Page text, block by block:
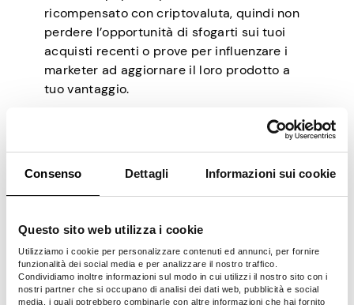
Consenso Dettagli Informazioni sui cookie
Questo sito web utilizza i cookie
Utilizziamo i cookie per personalizzare contenuti ed annunci, per fornire
funzionalità dei social media e per analizzare il nostro traffico.
Condividiamo inoltre informazioni sul modo in cui utilizzi il nostro sito con i
nostri partner che si occupano di analisi dei dati web, pubblicità e social
media, i quali potrebbero combinarle con altre informazioni che hai fornito
ricompensato con criptovaluta, quindi non
perdere l’opportunità di sfogarti sui tuoi
acquisti recenti o prove per influenzare i
marketer ad aggiornare il loro prodotto a
tuo vantaggio.
DOGE, Litecoin
Esperienza utente:Molte opzioni di
disordinata
Pro:
Buono per gli appassionati di